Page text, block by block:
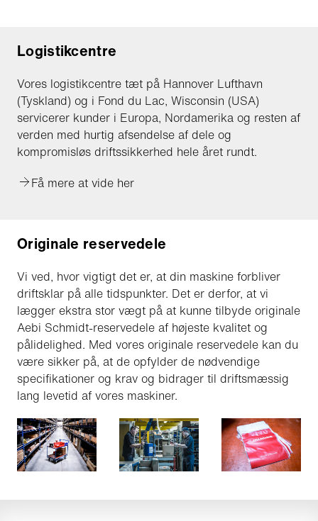
Logistikcentre
Vores logistikcentre tæt på Hannover Lufthavn
(Tyskland) og i Fond du Lac, Wisconsin (USA)
servicerer kunder i Europa, Nordamerika og resten af
verden med hurtig afsendelse af dele og
kompromisløs driftssikkerhed hele året rundt.
Få mere at vide her
Originale reservedele
Vi ved, hvor vigtigt det er, at din maskine forbliver
driftsklar på alle tidspunkter. Det er derfor, at vi
lægger ekstra stor vægt på at kunne tilbyde originale
Aebi Schmidt-reservedele af højeste kvalitet og
pålidelighed. Med vores originale reservedele kan du
være sikker på, at de opfylder de nødvendige
specifikationer og krav og bidrager til driftsmæssig
lang levetid af vores maskiner.